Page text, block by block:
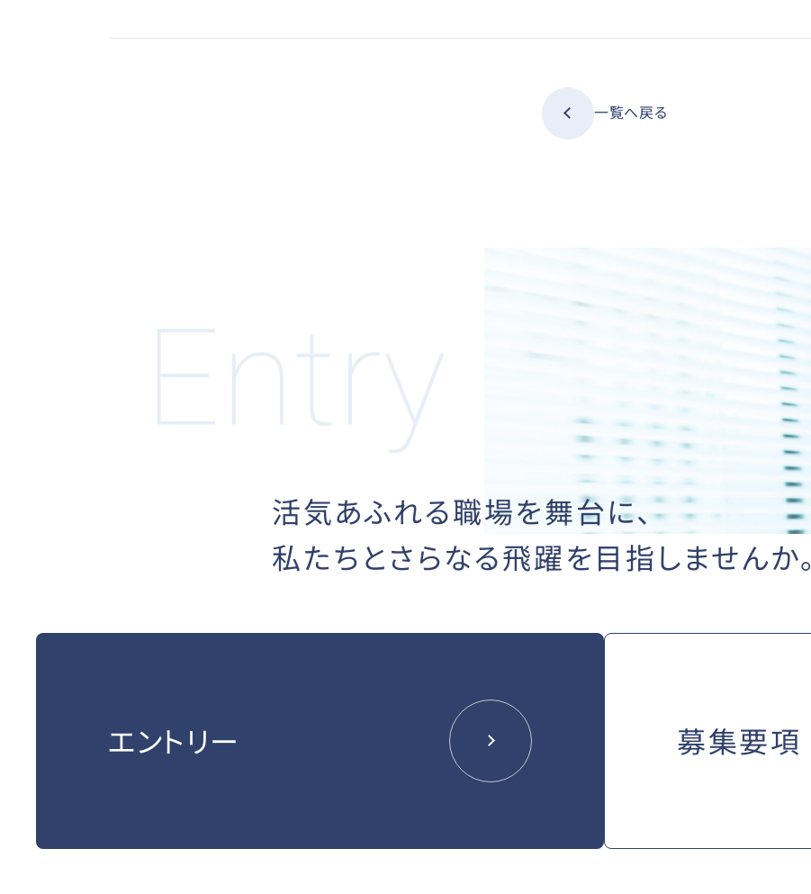
一覧へ戻る
活気あふれる職場を舞台に、
私たちとさらなる飛躍を目指しませんか。
エントリー 募集要項